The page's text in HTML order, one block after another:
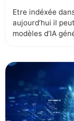
Etre indéxée
aujourd’hui il
modèles d’IA
génératif – ou
comme